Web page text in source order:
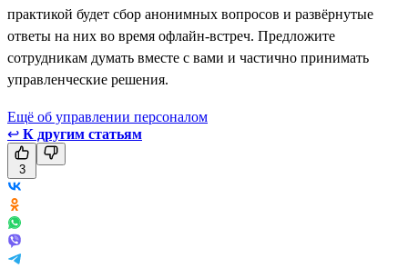
практикой будет сбор анонимных вопросов и развёрнутые
ответы на них во время офлайн-встреч. Предложите
сотрудникам думать вместе с вами и частично принимать
управленческие решения.
Ещё об управлении персоналом
↩ К другим статьям
3